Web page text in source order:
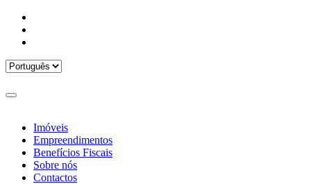
Imóveis
Empreendimentos
Benefícios Fiscais
Sobre nós
Contactos